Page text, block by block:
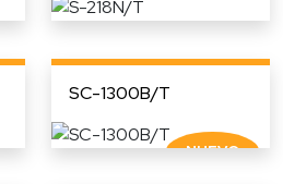
SC-1300B/T